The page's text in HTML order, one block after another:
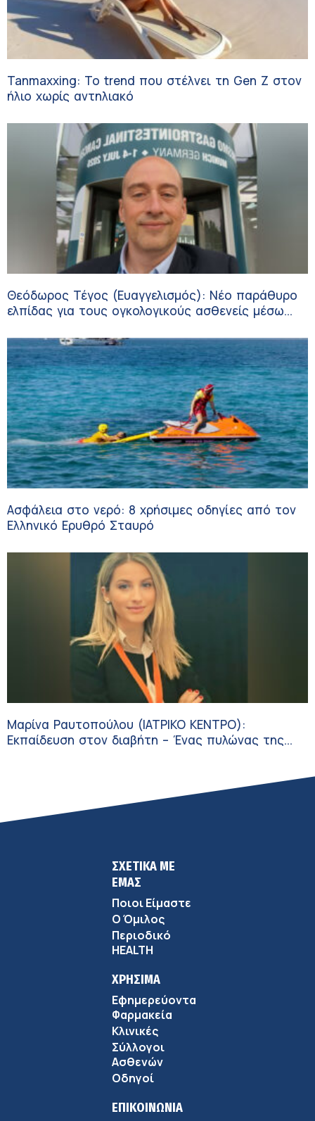
Tanmaxxing: To trend που στέλνει τη Gen Z στον
ήλιο χωρίς αντηλιακό
Θεόδωρος Τέγος (Ευαγγελισμός): Νέο παράθυρο
ελπίδας για τους ογκολογικούς ασθενείς μέσω
Ασφάλεια στο νερό: 8 χρήσιμες οδηγίες από τον
Ελληνικό Ερυθρό Σταυρό
Μαρίνα Ραυτοπούλου (ΙΑΤΡΙΚΟ ΚΕΝΤΡΟ):
Εκπαίδευση στον διαβήτη – Ένας πυλώνας της
ΣΧΕΤΙΚΑ ΜΕ
ΕΜΑΣ
Ποιοι Είμαστε
Ο Όμιλος
Περιοδικό
HEALTH
ΧΡΗΣΙΜΑ
Εφημερεύοντα
Φαρμακεία
Κλινικές
Σύλλογοι
Ασθενών
Οδηγοί
ΕΠΙΚΟΙΝΩΝΙΑ